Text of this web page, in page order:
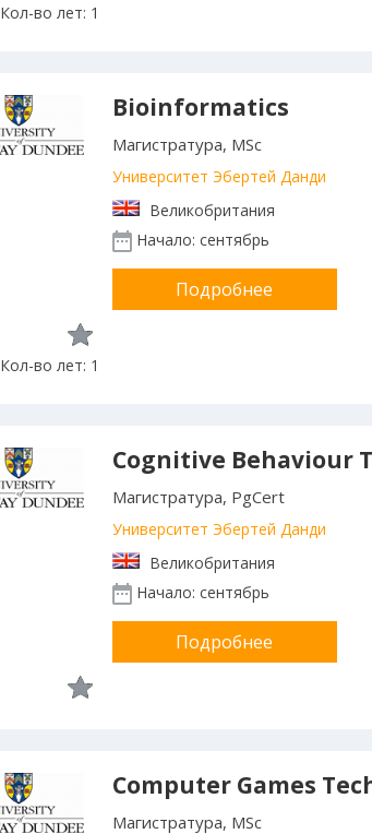
Кол-во лет: 1
Bioinformatics
Магистратура, MSc
Университет Эбертей Данди
Великобритания
Начало: сентябрь
Подробнее
Кол-во лет: 1
Cognitive Behaviour
Магистратура, PgCert
Университет Эбертей Данди
Великобритания
Начало: сентябрь
Подробнее
Computer Games
Магистратура, MSc